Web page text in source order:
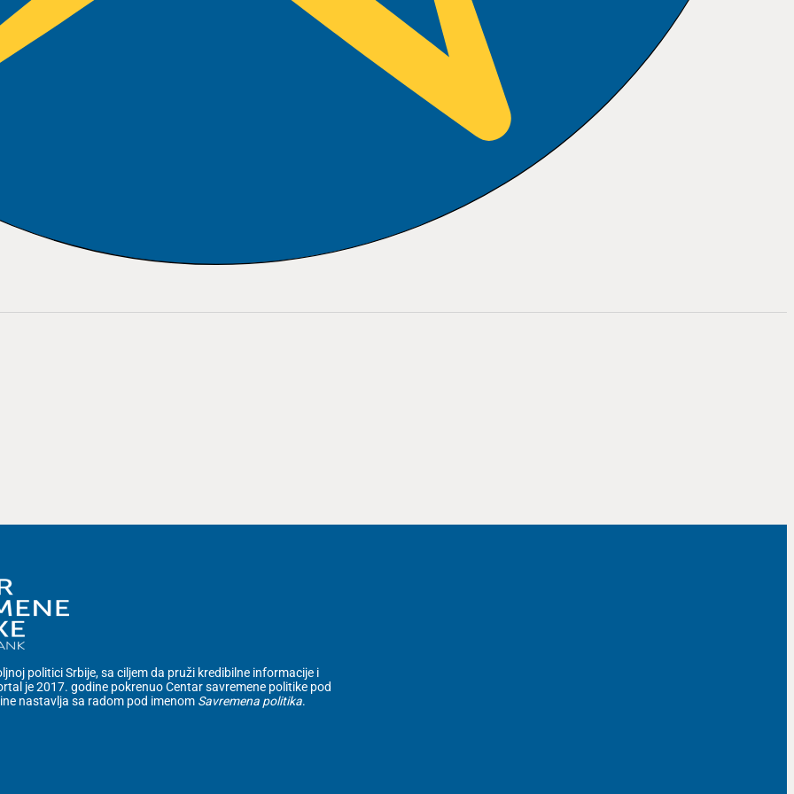
politici Srbije, sa ciljem da pruži kredibilne informacije i
je 2017. godine pokrenuo Centar savremene politike pod
nastavlja sa radom pod imenom Savremena politika.